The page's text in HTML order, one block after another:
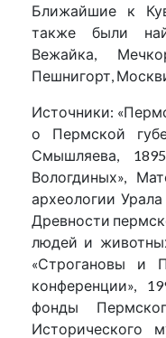
Ближайшие к
также были
Вежайка,
Пешнигорт,
Источники:
о Пермской
Смышляева,
Вологдиных»,
археологии
Древности
людей и
«Строгановы и
конференции»,
фонды
Исторического